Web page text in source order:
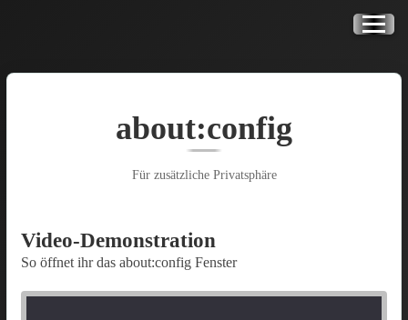
about:config
Für zusätzliche Privatsphäre
Video-Demonstration
So öffnet ihr das about:config Fenster